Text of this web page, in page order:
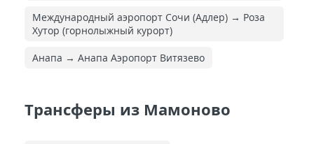
Международный аэропорт Сочи (Адлер) → Роза
Хутор (горнолыжный курорт)
Анапа → Анапа Аэропорт Витязево
Трансферы из Мамоново